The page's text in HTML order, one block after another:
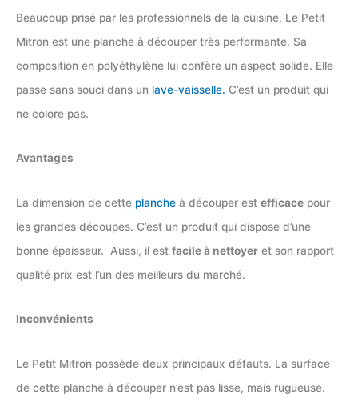
Beaucoup prisé par les professionnels de la cuisine, Le Petit
Mitron est une planche à découper très performante. Sa
composition en polyéthylène lui confère un aspect solide. Elle
passe sans souci dans un lave-vaisselle. C’est un produit qui
ne colore pas.
Avantages
La dimension de cette planche à découper est efficace pour
les grandes découpes. C’est un produit qui dispose d’une
bonne épaisseur. Aussi, il est facile à nettoyer et son rapport
qualité prix est l’un des meilleurs du marché.
Inconvénients
Le Petit Mitron possède deux principaux défauts. La surface
de cette planche à découper n’est pas lisse, mais rugueuse.